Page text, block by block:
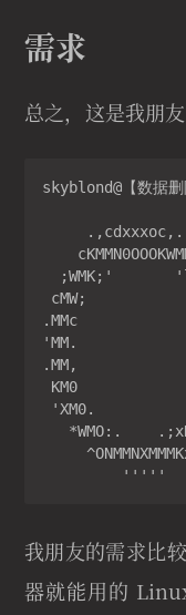
需求
总之，这是我朋友
skyblond@【数据
;WMK;'
cMW;
.MMc
'MM.
.MM,
KM0
'XM0.
*WMO:.
我朋友的需求比
器就能用的